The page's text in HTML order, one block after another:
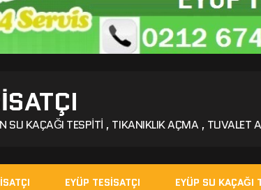
SU KAÇAĞI TESPITI , TIKANIKLIK AÇMA , TUVALET
EYÜP TESISATÇI EYÜP SU KAÇAĞI